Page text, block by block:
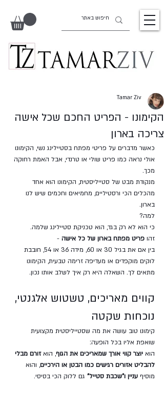
הקימונו - הפריט החכם שכל אישה
צריכה בארון
Tamar Ziv
כאשר מדברים על פריטי מפתח בסטיילינג נשי, הקימונו
אולי נראה כמו פריט שולי או טרנדי, אבל האמת רחוקה
מכך.
מנקודת מבט של סטייליסטית, הקימונו הוא אחד
מהכלים הכי ורסטיליים, מחמיאים וחכמים שיש לנו
בארון.
למה?
כי הוא לא רק בגד, הוא טכניקת סטיילינג שלמה.
זהו פריט מפתח בארון של כל אישה -
בין אם את בגיל 30 או 60, מידה 36 או 54, חובבת
לוקים מוקפדים או מעדיפה זרימה טבעית, הקימונו
מתאים לך. השאלה היא רק איך לשלב אותו נכון.
קווים מאריכים, טשטוש אלגנטי,
נוכחות שקטה
קימונו טוב עושה את מה שסטייליסטית מקצועית
שואפת אליו בכל הופעה:
הוא יוצר קווי אורך שמאריכים את הגוף, הוא זורם מבלי
להבליט אזורים רגישים כמו הבטן או הירכיים, והוא
מוסיף עניין ו"שכבת סטייל" גם ללוק הכי בסיסי.